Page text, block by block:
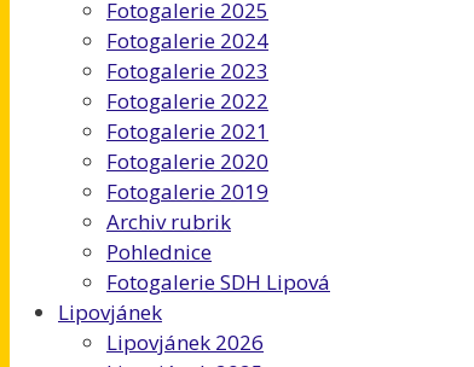
Fotogalerie 2025
Fotogalerie 2024
Fotogalerie 2023
Fotogalerie 2022
Fotogalerie 2021
Fotogalerie 2020
Fotogalerie 2019
Archiv rubrik
Pohlednice
Fotogalerie SDH Lipová
Lipovjánek
Lipovjánek 2026